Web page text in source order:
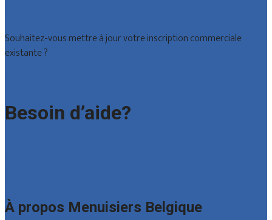
Souhaitez-vous mettre à jour votre inscription commerciale
existante ?
Besoin d’aide?
À propos Menuisiers Belgique